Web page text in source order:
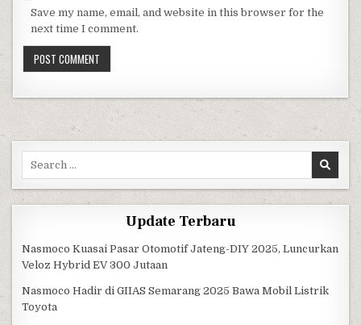
Save my name, email, and website in this browser for the
next time I comment.
Update Terbaru
Nasmoco Kuasai Pasar Otomotif Jateng-DIY 2025, Luncurkan
Veloz Hybrid EV 300 Jutaan
Nasmoco Hadir di GIIAS Semarang 2025 Bawa Mobil Listrik
Toyota